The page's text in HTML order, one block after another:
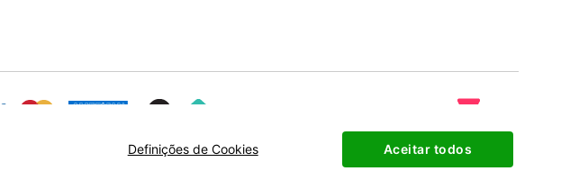
Definições de Cookies Aceitar todos